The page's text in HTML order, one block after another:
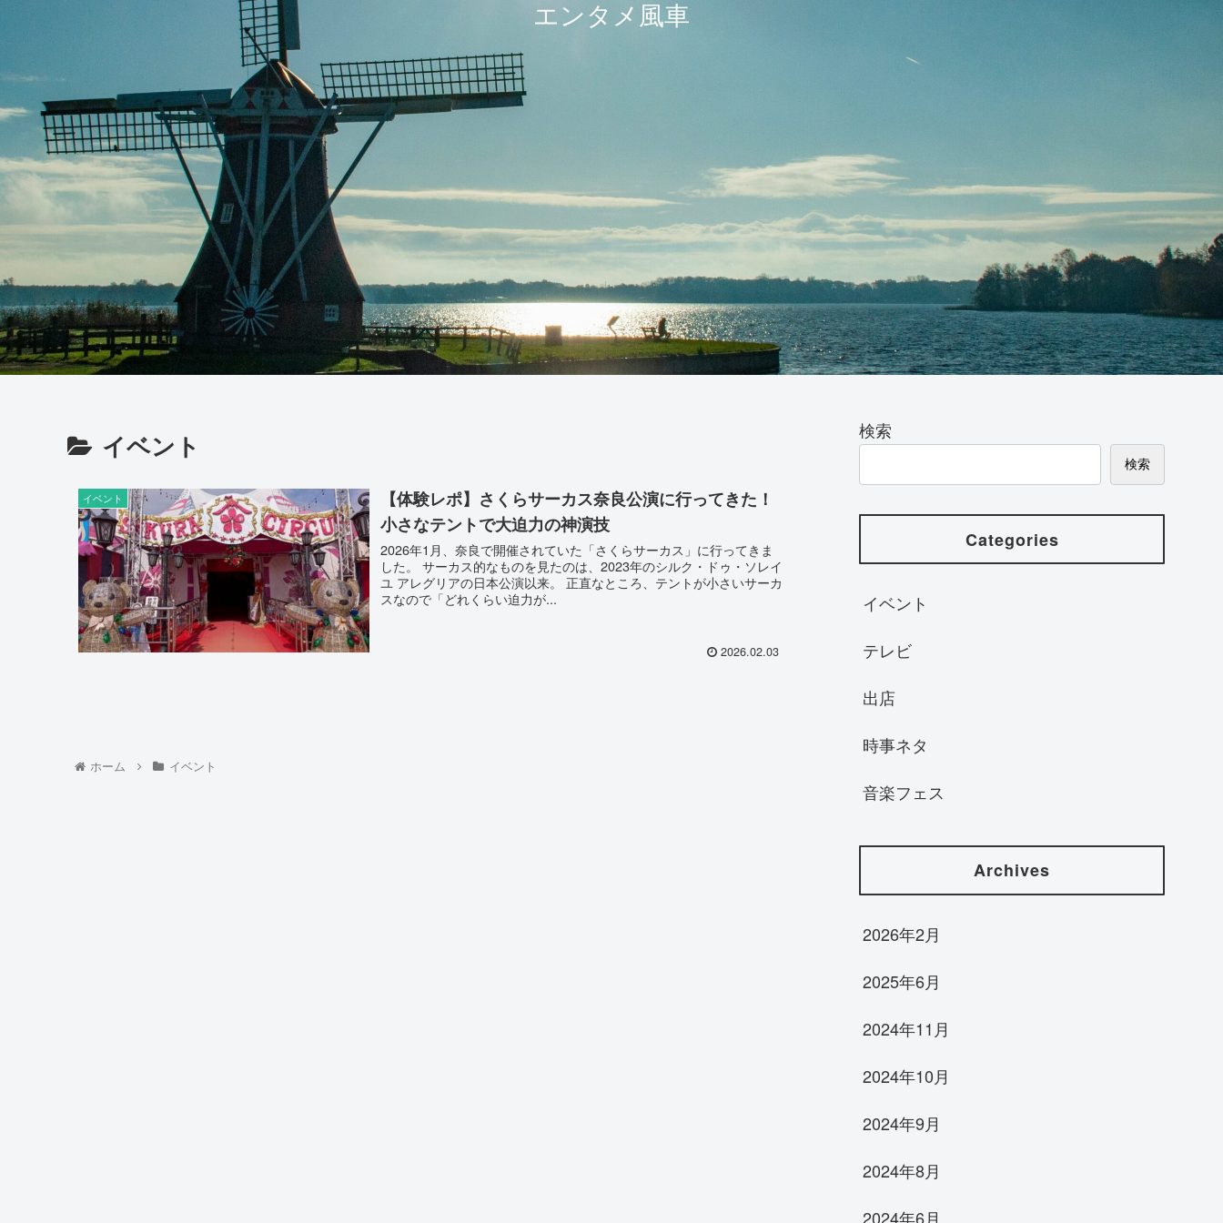
エンタメ風車
イベント
イベント
【体験レポ】さくらサーカス奈良公演に行ってきた！
小さなテントで大迫力の神演技
2026年1月、奈良で開催されていた「さくらサーカス」に行ってきま
した。 サーカス的なものを見たのは、2023年のシルク・ドゥ・ソレイ
ユ アレグリアの日本公演以来。 正直なところ、テントが小さいサーカ
スなので「どれくらい迫力が...
2026.02.03
ホーム イベント
検索
検索
Categories
イベント
テレビ
出店
時事ネタ
音楽フェス
Archives
2026年2月
2025年6月
2024年11月
2024年10月
2024年9月
2024年8月
2024年6月